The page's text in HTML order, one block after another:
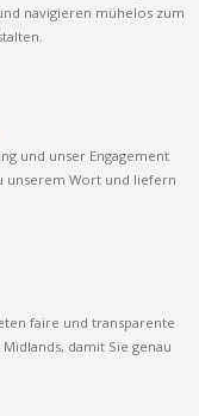
navigieren mühelos zum
und unser Engagement
unserem Wort und liefern
faire und transparente
damit Sie genau